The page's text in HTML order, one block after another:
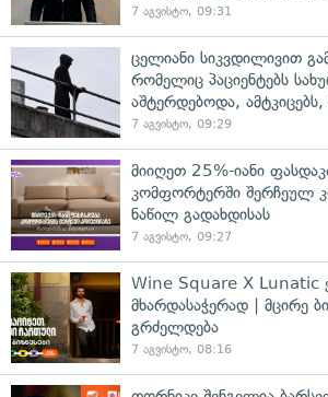
7 აგვისტო, 09:31
ცელიანი სიკვდილივით
რომელიც პაციენტებს
აშტერდებოდა,
7 აგვისტო, 09:29
მიიღეთ 25%-იანი
კომფორტერში შერჩეულ
ნაწილ გადახდისას
7 აგვისტო, 09:27
Wine Square X Lunatic
მხარდასაჭერად | მცირე
გრძელდება
7 აგვისტო, 08:16